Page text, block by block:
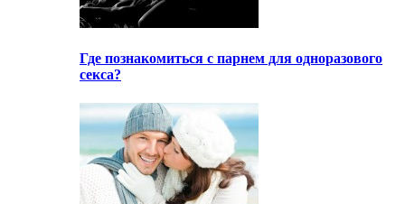
Где познакомиться с парнем для одноразового
секса?